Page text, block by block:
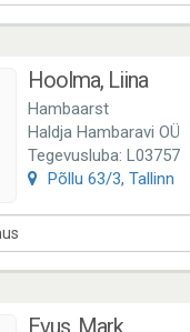
Hoolma, Liina
Hambaarst
Haldja Hambaravi OÜ
Tegevusluba: L03757
Põllu 63/3, Tallinn
Evus, Mark